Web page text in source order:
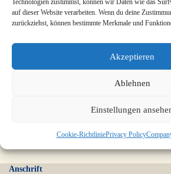
Technologien zustimmst, können wir Daten wie das
auf dieser Website verarbeiten. Wenn du deine
zurückziehst, können bestimmte Merkmale und
Akzeptieren
Ablehnen
Einstellungen
Cookie-RichtliniePrivacy Policy
Anschrift